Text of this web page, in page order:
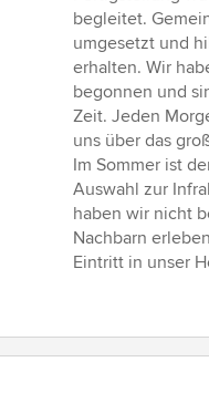
5
Sternen
begleitet.
umgesetzt und
erhalten. Wir
begonnen und
Zeit. Jeden
uns über das
Im Sommer ist
Auswahl zur
haben wir nicht
Nachbarn
Eintritt in unser